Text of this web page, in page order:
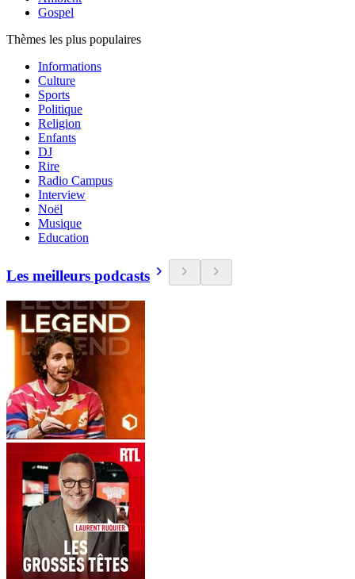
Gospel
Thèmes les plus populaires
Informations
Culture
Sports
Politique
Religion
Enfants
DJ
Rire
Radio Campus
Interview
Noël
Musique
Education
Les meilleurs podcasts